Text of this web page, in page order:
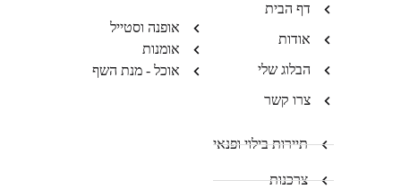
דף הבית
אודות
הבלוג שלי
צרו קשר
אופנה וסטייל
אומנות
אוכל - מנת השף
תיירות בילוי ופנאי
צרכנות